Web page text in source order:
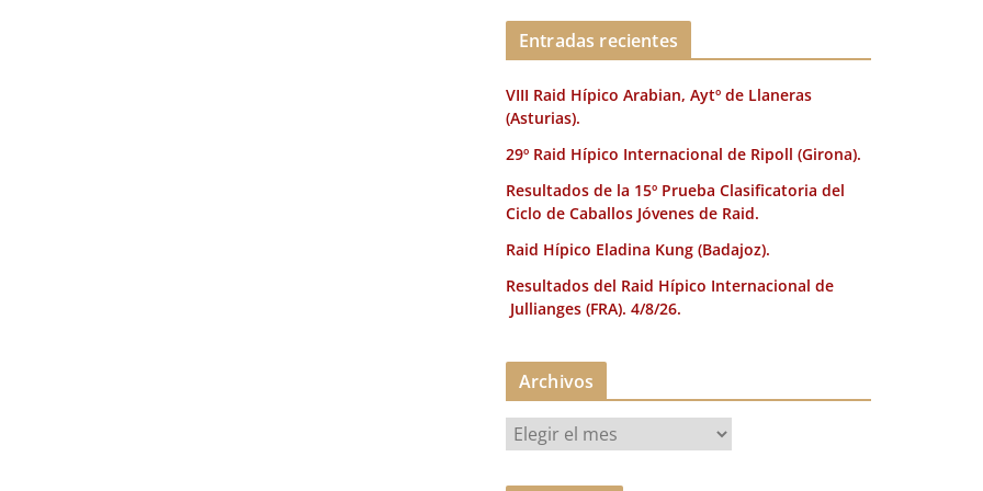
Entradas recientes
VIII Raid Hípico Arabian, Aytº de Llaneras
(Asturias).
29º Raid Hípico Internacional de Ripoll (Girona).
Resultados de la 15º Prueba Clasificatoria del
Ciclo de Caballos Jóvenes de Raid.
Raid Hípico Eladina Kung (Badajoz).
Resultados del Raid Hípico Internacional de
Jullianges (FRA). 4/8/26.
Archivos
r
c